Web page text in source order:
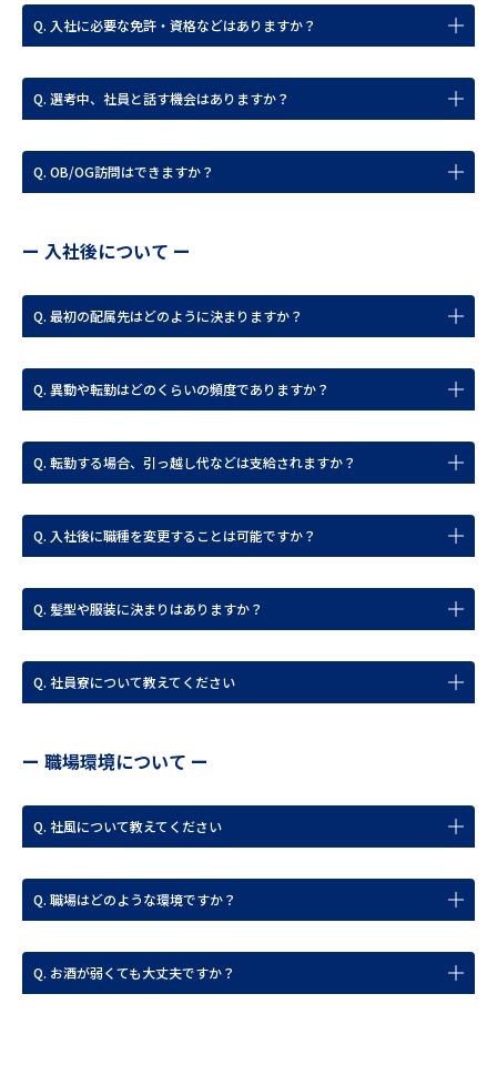
Q. 入社に必要な免許・資格などはありますか？
Q. 選考中、社員と話す機会はありますか？
Q. OB/OG訪問はできますか？
ー 入社後について ー
Q. 最初の配属先はどのように決まりますか？
Q. 異動や転勤はどのくらいの頻度でありますか？
Q. 転勤する場合、引っ越し代などは支給されますか？
Q. 入社後に職種を変更することは可能ですか？
Q. 髪型や服装に決まりはありますか？
Q. 社員寮について教えてください
ー 職場環境について ー
Q. 社風について教えてください
Q. 職場はどのような環境ですか？
Q. お酒が弱くても大丈夫ですか？